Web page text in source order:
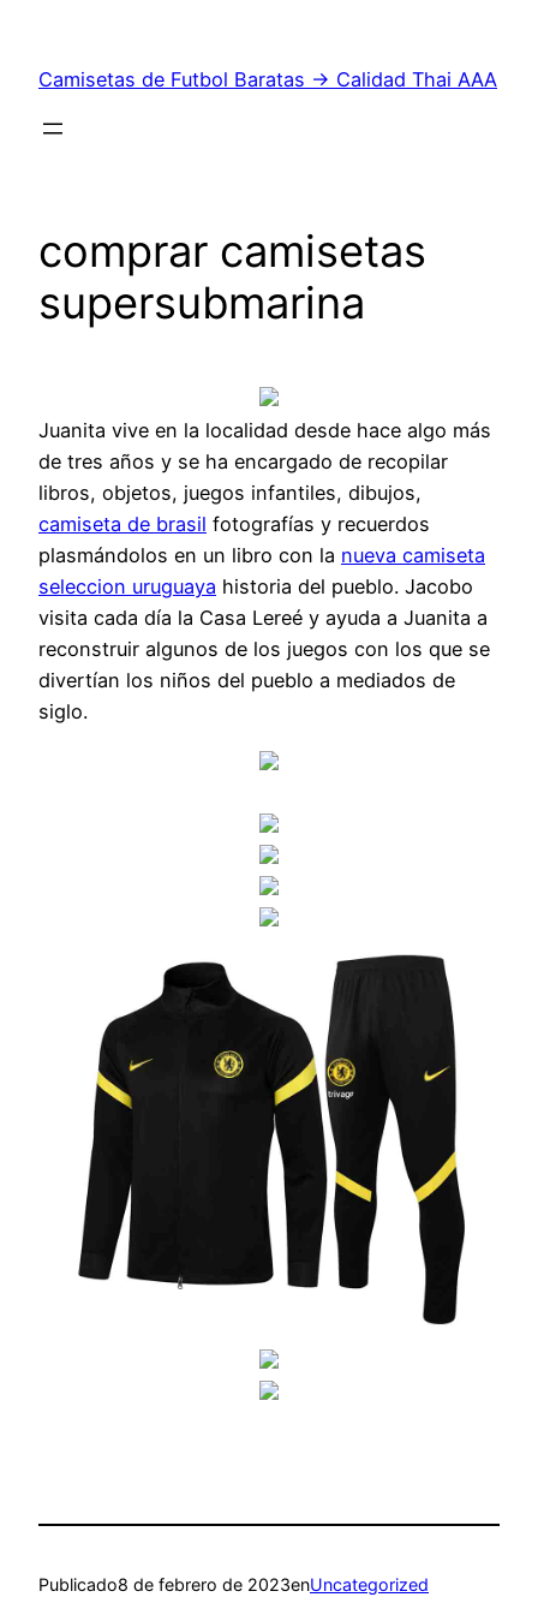
contenido
Camisetas de Futbol Baratas → Calidad Thai AAA
comprar camisetas
supersubmarina
Juanita vive en la localidad desde hace algo más
de tres años y se ha encargado de recopilar
libros, objetos, juegos infantiles, dibujos,
camiseta de brasil fotografías y recuerdos
plasmándolos en un libro con la nueva camiseta
seleccion uruguaya historia del pueblo. Jacobo
visita cada día la Casa Lereé y ayuda a Juanita a
reconstruir algunos de los juegos con los que se
divertían los niños del pueblo a mediados de
siglo.
Publicado8 de febrero de 2023enUncategorized